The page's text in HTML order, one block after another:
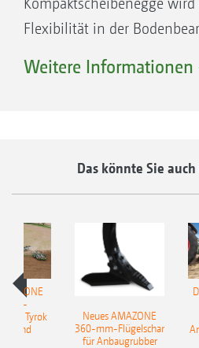
Messerwalze
Flexibilität in der
flache Bodenbearbeitung
oder
lange Stoppeln werden
geschnitten und dann mit
Scheibenfeld eingearbeitet.
Während der Arbeit wird die
Weitere Informationen
Das könnte Sie
Tyrok
Neues AMAZONE
360-mm-Flügelschar
für Anbaugrubber